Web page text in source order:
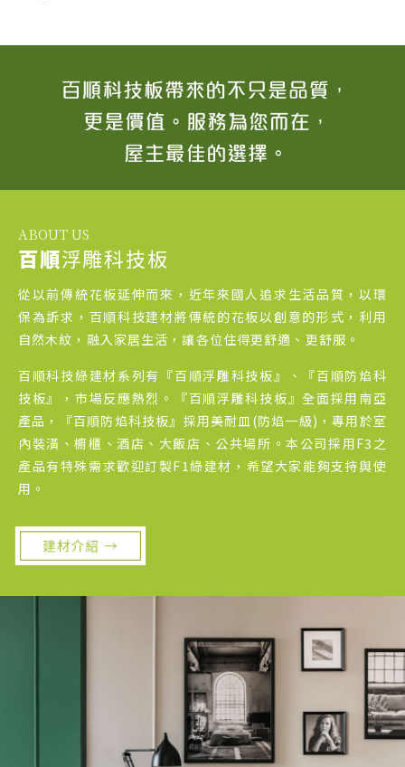
ABOUT US
百順浮雕科技板
從以前傳統花板延伸而來，近年來國人追求生活品質，以環
保為訴求，百順科技建材將傳統的花板以創意的形式，利用
自然木紋，融入家居生活，讓各位住得更舒適、更舒服。
百順科技綠建材系列有『百順浮雕科技板』、『百順防焰科
技板』，市場反應熱烈。『百順浮雕科技板』全面採用南亞
產品，『百順防焰科技板』採用美耐皿(防焰一級)，專用於室
內裝潢、櫥櫃、酒店、大飯店、公共場所。本公司採用F3之
產品有特殊需求歡迎訂製F1綠建材，希望大家能夠支持與使
用。
建材介紹 →